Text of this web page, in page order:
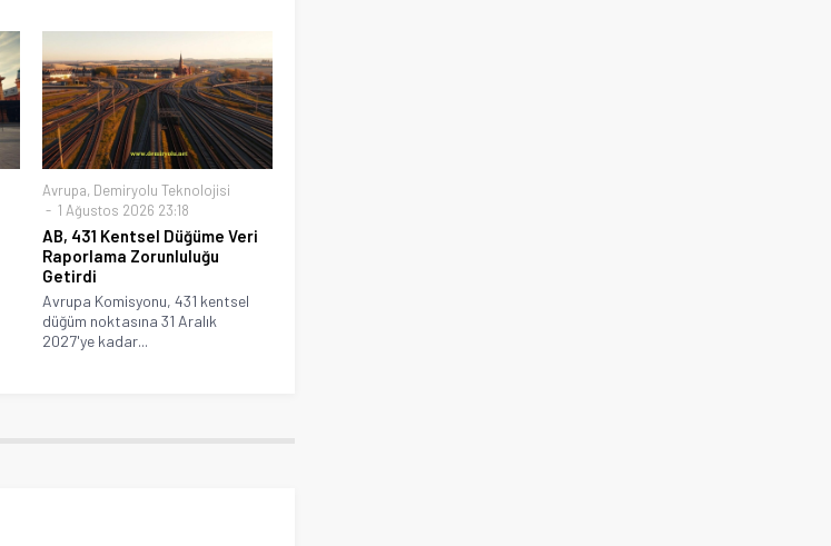
Avrupa, Demiryolu Teknolojisi
1 Ağustos 2026 23:18
AB, 431 Kentsel Düğüme Veri
Raporlama Zorunluluğu
Getirdi
Avrupa Komisyonu, 431 kentsel
düğüm noktasına 31 Aralık
2027'ye kadar...